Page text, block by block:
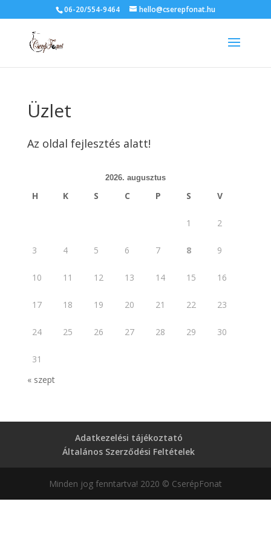
06-20/554-9464 hello@cserepfonat.hu
Üzlet
Az oldal fejlesztés alatt!
2026. augusztus
H K S C P S V
1 2
3 4 5 6 7 8 9
10 11 12 13 14 15 16
17 18 19 20 21 22 23
24 25 26 27 28 29 30
31
« szept
Adatkezelési tájékoztató
Általános Szerződési Feltételek
Minden jog fenntartva! 2020 © CserépFonat